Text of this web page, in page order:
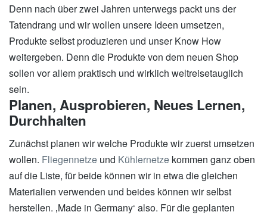
Denn nach über zwei Jahren unterwegs packt uns der
Tatendrang und wir wollen unsere Ideen umsetzen,
Produkte selbst produzieren und unser Know How
weitergeben. Denn die Produkte von dem neuen Shop
sollen vor allem praktisch und wirklich weltreisetauglich
sein.
Planen, Ausprobieren, Neues Lernen,
Durchhalten
Zunächst planen wir welche Produkte wir zuerst umsetzen
wollen. Fliegennetze und Kühlernetze kommen ganz oben
auf die Liste, für beide können wir in etwa die gleichen
Materialien verwenden und beides können wir selbst
herstellen. ‚Made in Germany‘ also. Für die geplanten